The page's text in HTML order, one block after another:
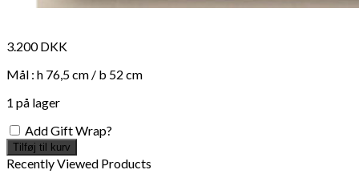
3.200DKK
Mål : h 76,5 cm / b 52 cm
1 på lager
Add Gift Wrap?
Tilføj til kurv
Recently Viewed Products